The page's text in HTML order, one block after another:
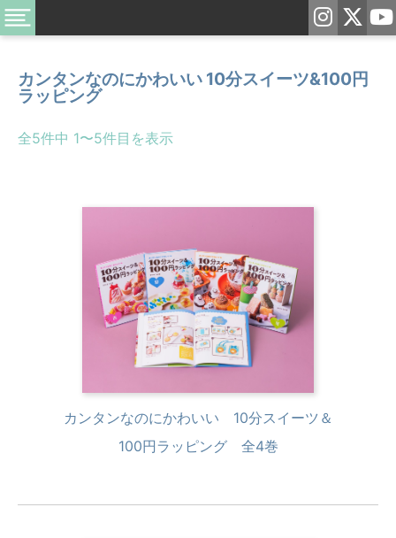
カンタンなのにかわいい 10分スイーツ&100円
ラッピング
全5件中 1〜5件目を表示
カンタンなのにかわいい 10分スイーツ＆
100円ラッピング 全4巻